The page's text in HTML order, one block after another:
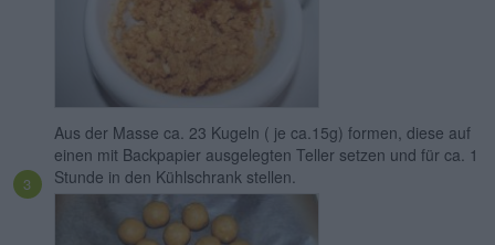
Aus der Masse ca. 23 Kugeln ( je ca.15g) formen, diese auf
einen mit Backpapier ausgelegten Teller setzen und für ca. 1
Stunde in den Kühlschrank stellen.